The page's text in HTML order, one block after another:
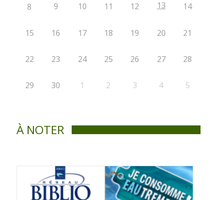
8 9 10 11 12 13 14
15 16 17 18 19 20 21
22 23 24 25 26 27 28
29 30 1 2 3 4 5
À NOTER